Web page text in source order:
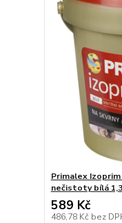
Primalex
nečistoty bílá
589 Kč
486,78 Kč bez